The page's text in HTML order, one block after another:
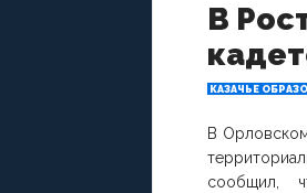
В
КАЗАЧЬЕ
В
сообщил,